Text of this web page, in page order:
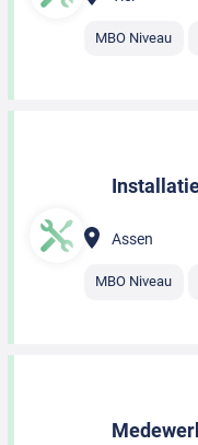
MBO Niveau
Assen
MBO Niveau